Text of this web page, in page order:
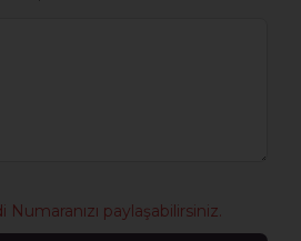
Numaranızı paylaşabilirsiniz.